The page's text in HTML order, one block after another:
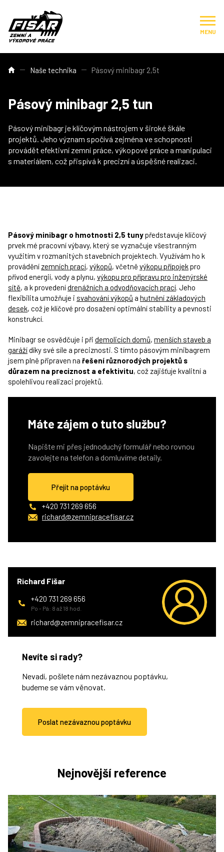
MENU
Naše technika Pásový minibagr 2,5t
Pásový minibagr 2,5 tun
Pásový minibagr je klíčovým nástrojem v široké škále
projektů. Jeho význam spočívá zejména ve schopnosti
provádět efektivní zemní práce, výkopové práce a manipulaci
s materiálem, což přispívá k precizní a úspěšné realizaci.
Pásový minibagr o hmotnosti 2,5 tunypředstavuje klíčový
prvek mé pracovní výbavy, který se vyznačuje všestranným
využitím v rozmanitých stavebních projektech. Využívám ho k
provádění zemních prací, výkopů, včetně výkopu přípojekpro
přívod energií, vody a plynu, výkopu pro přípravu pro inženýrské
sítě, a k provedenídrenážních a odvodňovacích prací. Jeho
flexibilita umožňuje i svahování výkopů a hutnění základových
desek, což je klíčové pro dosažení optimální stability a pevnosti
konstrukcí.
Minibagr se osvědčuje i při demolicích domů, menších staveb a
garážídíky své síle a preciznosti. S tímto pásovým minibagrem
jsem plně připraven na řešení různorodých projektů s
důrazem na preciznost a efektivitu, což zajišťuje kvalitní a
spolehlivou realizaci projektů.
Máte zájem o tuto službu?
Napište mi přes jednoduchý formulář nebo rovnou
zavolejte na telefon a domluvíme detaily.
Přejít na poptávku
+420 731 269 656
richard@zemnipracefisar.cz
Richard Fišar
+420 731 269 656
Po - Pá: 8 až 18 hod.
richard@zemnipracefisar.cz
Nevíte si rady?
Nevadí, pošlete nám nezávaznou poptávku,
budeme se vám věnovat.
Poslat nezávaznou poptávku
Nejnovější reference